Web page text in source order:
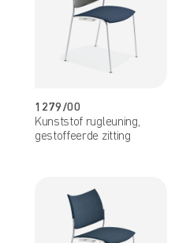
1279/00
Kunststof rugleuning,
gestoffeerde zitting